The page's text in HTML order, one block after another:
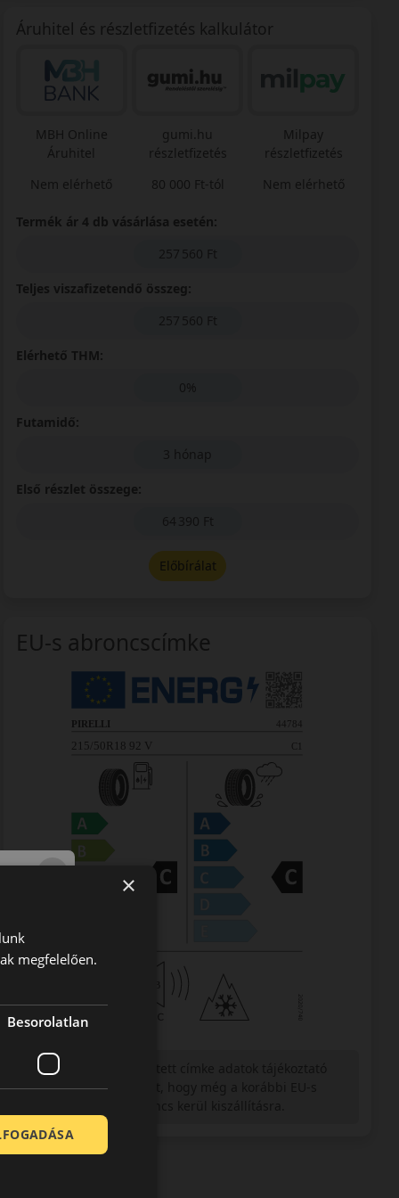
Áruhitel és részletfizetés kalkulátor
MBH Online
Áruhitel
Nem elérhető
gumi.hu
részletfizetés
80 000 Ft-tól
Milpay
részletfizetés
Nem elérhető
Termék ár 4 db vásárlása esetén:
257 560 Ft
Teljes viszafizetendő összeg:
257 560 Ft
Elérhető THM:
0%
Futamidő:
3 hónap
Első részlet összege:
64 390 Ft
Előbírálat
EU-s abroncscímke
Figyelem a feltüntetett címke adatok tájékoztató
jellegűek. Előfordulhat, hogy még a korábbi EU-s
×
megfelelően.
Besorolatlan